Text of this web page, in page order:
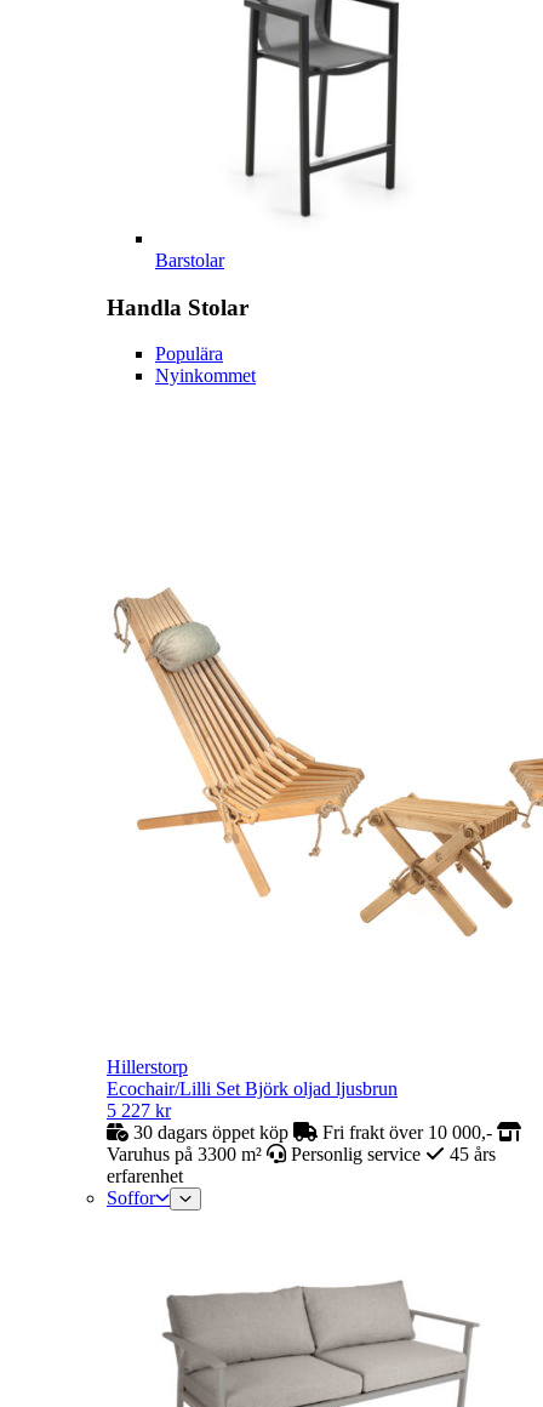
Barstolar
Handla Stolar
Populära
Nyinkommet
Hillerstorp
Ecochair/Lilli Set Björk oljad ljusbrun
5 227 kr
30 dagars öppet köp
Fri frakt över 10 000,-
Varuhus på 3300 m²
Personlig service
45 års
erfarenhet
Soffor